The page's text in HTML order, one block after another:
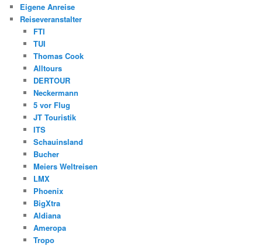
Eigene Anreise
Reiseveranstalter
FTI
TUI
Thomas Cook
Alltours
DERTOUR
Neckermann
5 vor Flug
JT Touristik
ITS
Schauinsland
Bucher
Meiers Weltreisen
LMX
Phoenix
BigXtra
Aldiana
Ameropa
Tropo